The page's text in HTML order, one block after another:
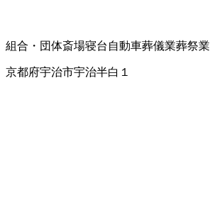
組合・団体斎場寝台自動車葬儀業葬祭業
京都府宇治市宇治半白１